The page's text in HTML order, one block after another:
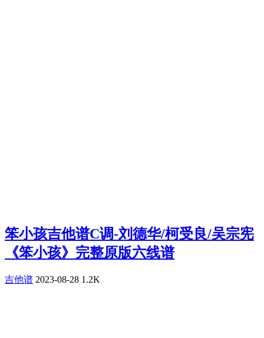
笨小孩吉他谱C调-刘德华/柯受良/吴宗宪
《笨小孩》完整原版六线谱
吉他谱 2023-08-28 1.2K